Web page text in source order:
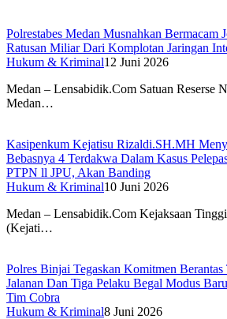
Polrestabes Medan Musnahkan Bermacam
Ratusan Miliar Dari Komplotan Jaringan
Hukum & Kriminal12 Juni 2026
Medan – Lensabidik.Com Satuan Reserse
Medan…
Kasipenkum Kejatisu Rizaldi.SH.MH
Bebasnya 4 Terdakwa Dalam Kasus
PTPN ll JPU, Akan Banding
Hukum & Kriminal10 Juni 2026
Medan – Lensabidik.Com Kejaksaan
(Kejati…
Polres Binjai Tegaskan Komitmen Berantas
Jalanan Dan Tiga Pelaku Begal Modus
Tim Cobra
Hukum & Kriminal8 Juni 2026